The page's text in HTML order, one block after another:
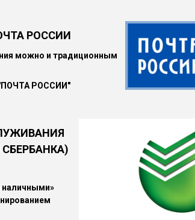
РОССИИ
можно и традиционным
"ПОЧТА РОССИИ"